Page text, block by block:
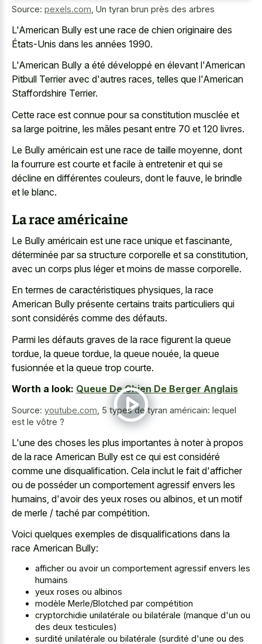
Source: pexels.com Un tyran brun près des arbres
L'American Bully est une race de chien originaire des
États-Unis dans les années 1990.
L'American Bully a été développé en élevant l'American
Pitbull Terrier avec d'autres races, telles que l'American
Staffordshire Terrier.
Cette race est connue pour sa constitution musclée et
sa large poitrine, les mâles pesant entre 70 et 120 livres.
Le Bully américain est une race de taille moyenne, dont
la fourrure est courte et facile à entretenir et qui se
décline en différentes couleurs, dont le fauve, le brindle
et le blanc.
La race américaine
Le Bully américain est une race unique et fascinante,
déterminée par sa structure corporelle et sa constitution,
avec un corps plus léger et moins de masse corporelle.
En termes de caractéristiques physiques, la race
American Bully présente certains traits particuliers qui
sont considérés comme des défauts.
Parmi les défauts graves de la race figurent la queue
tordue , la queue tordue, la queue nouée, la queue
fusionnée et la queue trop courte.
Worth a look: Queue De Chien De Berger Anglais
Source: youtube.com 5 types de tyran américain: lequel
est le vôtre ?
L'une des choses les plus importantes à noter à propos
de la race American Bully est ce qui est considéré
comme une disqualification. Cela inclut le fait d'afficher
ou de posséder un comportement agressif envers les
humains, d'avoir des yeux roses ou albinos, et un motif
de merle / taché par compétition.
Voici quelques exemples de disqualifications dans la
race American Bully:
afficher ou avoir un comportement agressif envers les
humains
yeux roses ou albinos
modèle Merle/Blotched par compétition
cryptorchidie unilatérale ou bilatérale (manque d'un ou
des deux testicules)
surdité unilatérale ou bilatérale (surdité d'une ou des